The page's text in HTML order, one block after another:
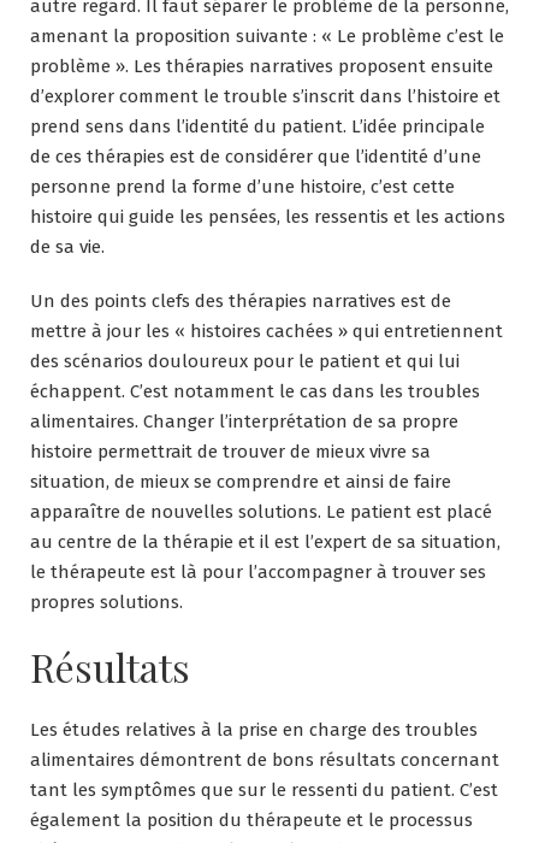
autre regard. Il faut séparer le problème de la personne,
amenant la proposition suivante : « Le problème c’est le
problème ». Les thérapies narratives proposent ensuite
d’explorer comment le trouble s’inscrit dans l’histoire et
prend sens dans l’identité du patient. L’idée principale
de ces thérapies est de considérer que l’identité d’une
personne prend la forme d’une histoire, c’est cette
histoire qui guide les pensées, les ressentis et les actions
de sa vie.
Un des points clefs des thérapies narratives est de
mettre à jour les « histoires cachées » qui entretiennent
des scénarios douloureux pour le patient et qui lui
échappent. C’est notamment le cas dans les troubles
alimentaires. Changer l’interprétation de sa propre
histoire permettrait de trouver de mieux vivre sa
situation, de mieux se comprendre et ainsi de faire
apparaître de nouvelles solutions. Le patient est placé
au centre de la thérapie et il est l’expert de sa situation,
le thérapeute est là pour l’accompagner à trouver ses
propres solutions.
Résultats
Les études relatives à la prise en charge des troubles
alimentaires démontrent de bons résultats concernant
tant les symptômes que sur le ressenti du patient. C’est
également la position du thérapeute et le processus